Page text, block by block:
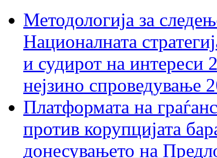
Методологија за
Националната
и судирот на интереси
нејзино спроведување
Платформата на
против корупцијата
донесувањето на